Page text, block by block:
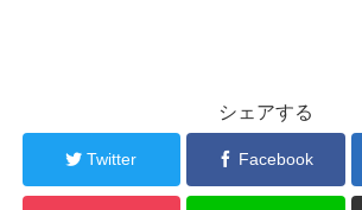
シェアする
Twitter Facebook